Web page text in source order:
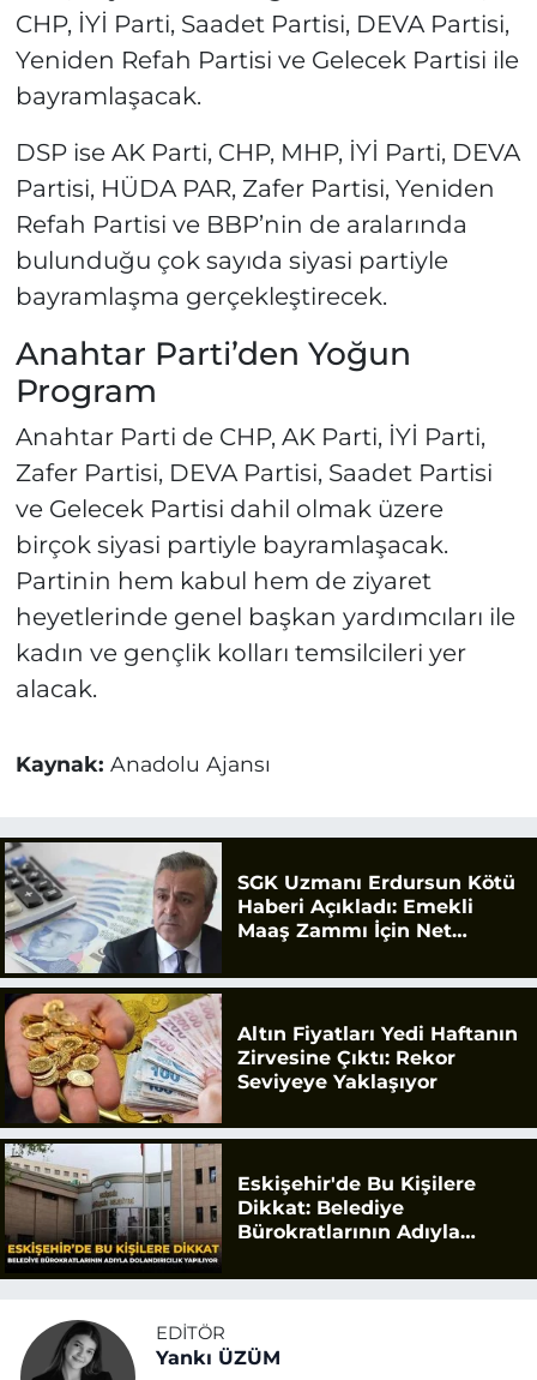
CHP, İYİ Parti, Saadet Partisi, DEVA Partisi,
Yeniden Refah Partisi ve Gelecek Partisi ile
bayramlaşacak.
DSP ise AK Parti, CHP, MHP, İYİ Parti, DEVA
Partisi, HÜDA PAR, Zafer Partisi, Yeniden
Refah Partisi ve BBP’nin de aralarında
bulunduğu çok sayıda siyasi partiyle
bayramlaşma gerçekleştirecek.
Anahtar Parti’den Yoğun
Program
Anahtar Parti de CHP, AK Parti, İYİ Parti,
Zafer Partisi, DEVA Partisi, Saadet Partisi
ve Gelecek Partisi dahil olmak üzere
birçok siyasi partiyle bayramlaşacak.
Partinin hem kabul hem de ziyaret
heyetlerinde genel başkan yardımcıları ile
kadın ve gençlik kolları temsilcileri yer
alacak.
Kaynak: Anadolu Ajansı
SGK Uzmanı Erdursun Kötü
Haberi Açıkladı: Emekli
Maaş Zammı İçin Net
Altın Fiyatları Yedi Haftanın
Zirvesine Çıktı: Rekor
Seviyeye Yaklaşıyor
Eskişehir'de Bu Kişilere
Dikkat: Belediye
Bürokratlarının Adıyla
EDITÖR
Yankı ÜZÜM